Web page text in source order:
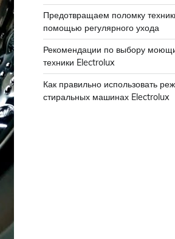
Предотвращаем поломку
помощью регулярного ухода
Рекомендации по выбору
техники Electrolux
Как правильно использовать
стиральных машинах Electrolux